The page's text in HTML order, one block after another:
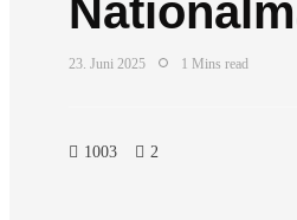
23. Juni 2025 1 Mins read
1003 2